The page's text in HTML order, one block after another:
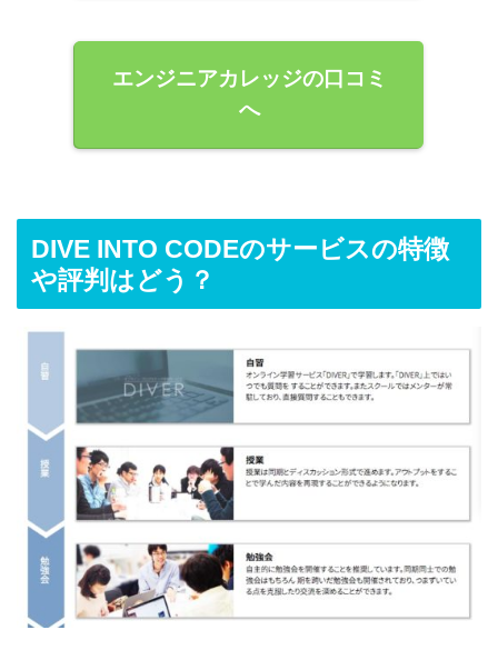
エンジニアカレッジの口コミ
へ
DIVE INTO CODEのサービスの特徴
や評判はどう？